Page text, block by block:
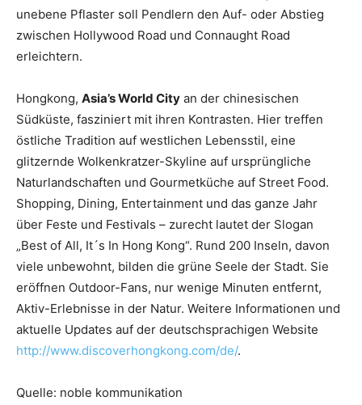
unebene Pflaster soll Pendlern den Auf- oder Abstieg
zwischen Hollywood Road und Connaught Road
erleichtern.
Hongkong, Asia’s World City an der chinesischen
Südküste, fasziniert mit ihren Kontrasten. Hier treffen
östliche Tradition auf westlichen Lebensstil, eine
glitzernde Wolkenkratzer-Skyline auf ursprüngliche
Naturlandschaften und Gourmetküche auf Street Food.
Shopping, Dining, Entertainment und das ganze Jahr
über Feste und Festivals – zurecht lautet der Slogan
„Best of All, It´s In Hong Kong“. Rund 200 Inseln, davon
viele unbewohnt, bilden die grüne Seele der Stadt. Sie
eröffnen Outdoor-Fans, nur wenige Minuten entfernt,
Aktiv-Erlebnisse in der Natur. Weitere Informationen und
aktuelle Updates auf der deutschsprachigen Website
http://www.discoverhongkong.com/de/.
Quelle: noble kommunikation